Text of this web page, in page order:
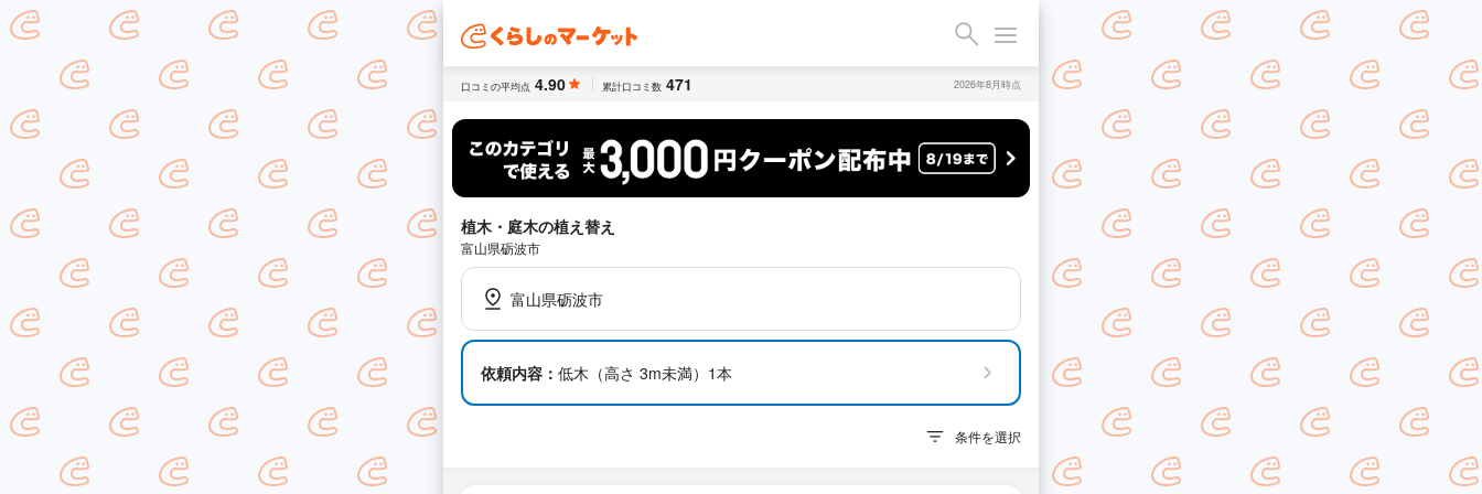
口コミの平均点 4.90 累計口コミ数 471 2026年8月時点
植木・庭木の植え替え
富山県砺波市
富山県砺波市
依頼内容： 低木（高さ 3m未満）1本
条件を選択